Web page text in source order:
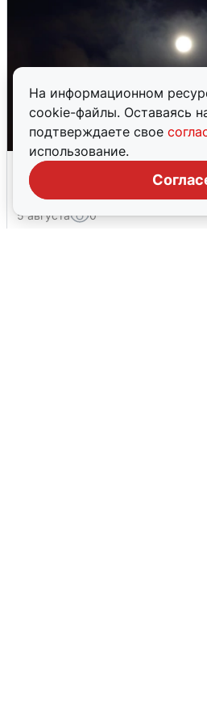
На информационном
cookie-файлы. Оставаясь
подтверждаете свое
использование.
Взрывы в Воронеже
тревоги
5 августа 0